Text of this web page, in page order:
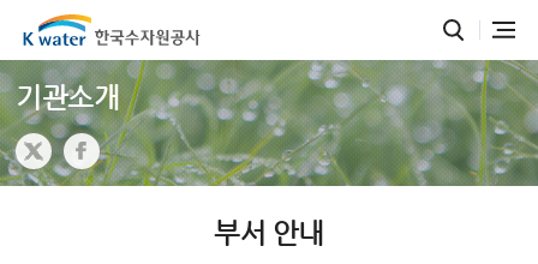
기관소개
부서 안내